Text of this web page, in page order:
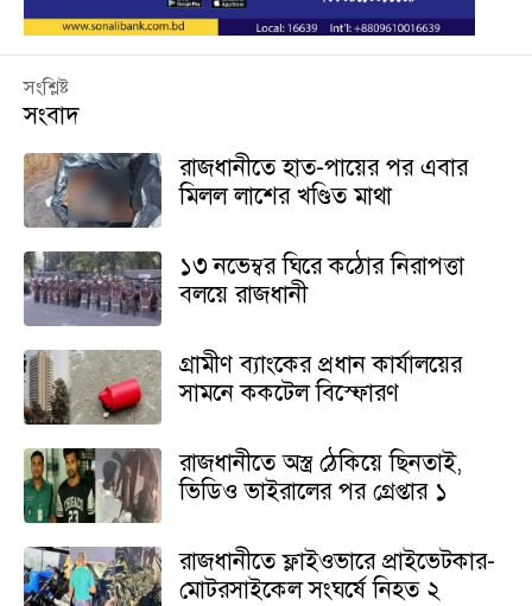
সংশ্লিষ্ট
সংবাদ
রাজধানীতে হাত-পায়ের পর এবার
মিলল লাশের খণ্ডিত মাথা
১৩ নভেম্বর ঘিরে কঠোর নিরাপত্তা
বলয়ে রাজধানী
গ্রামীণ ব্যাংকের প্রধান কার্যালয়ের
সামনে ককটেল বিস্ফোরণ
রাজধানীতে অস্ত্র ঠেকিয়ে ছিনতাই,
ভিডিও ভাইরালের পর গ্রেপ্তার ১
রাজধানীতে ফ্লাইওভারে প্রাইভেটকার-
মোটরসাইকেল সংঘর্ষে নিহত ২